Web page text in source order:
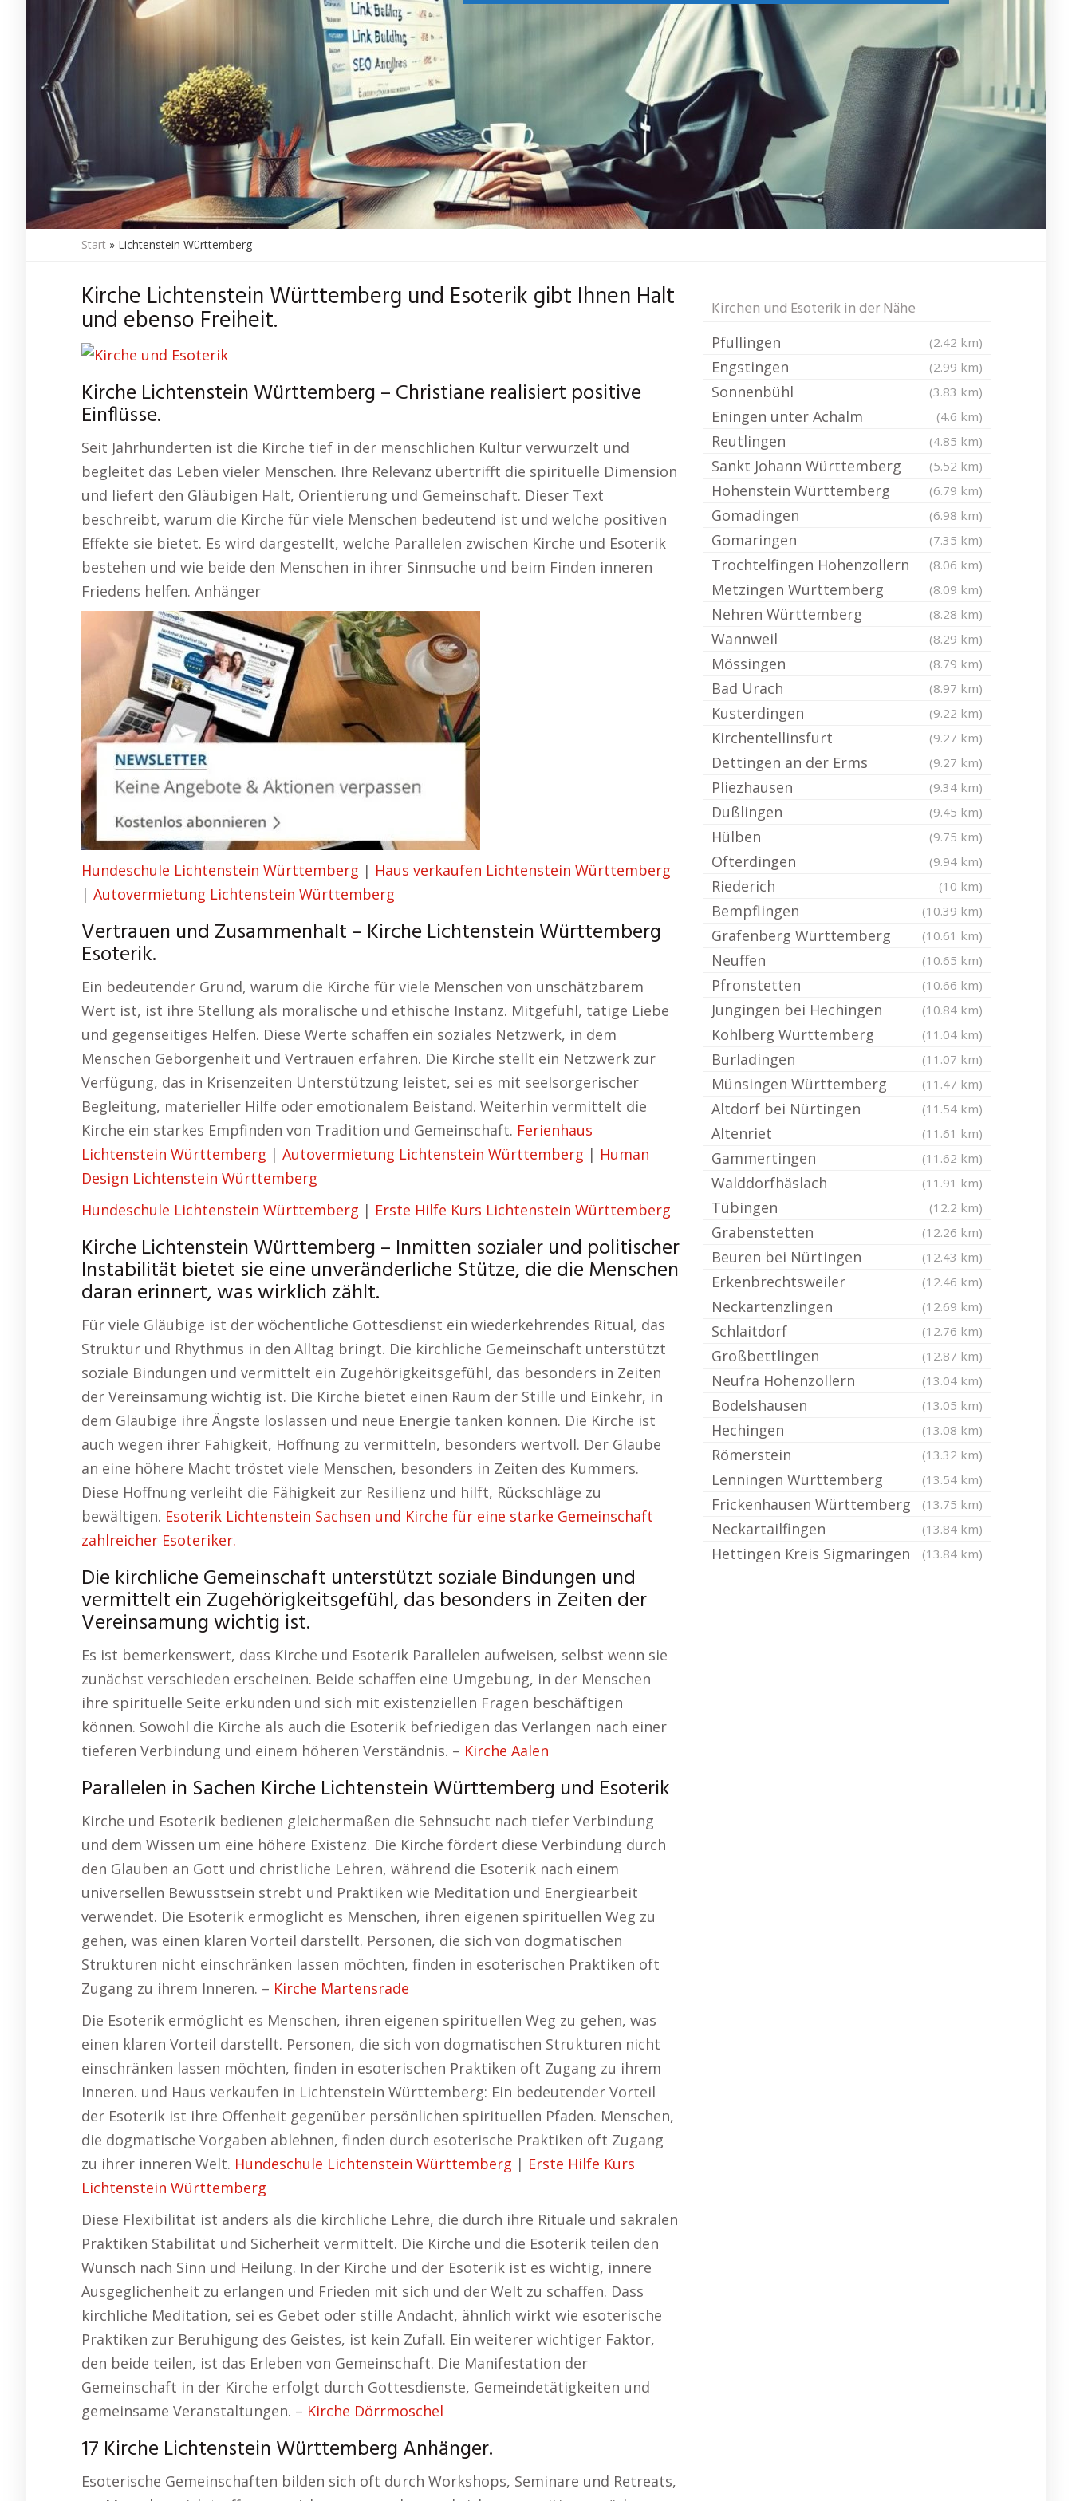
Start » Lichtenstein Württemberg
Kirche Lichtenstein Württemberg und Esoterik gibt Ihnen Halt
und ebenso Freiheit.
Kirche Lichtenstein Württemberg – Christiane realisiert positive
Einflüsse.
Seit Jahrhunderten ist die Kirche tief in der menschlichen Kultur verwurzelt und
begleitet das Leben vieler Menschen. Ihre Relevanz übertrifft die spirituelle Dimension
und liefert den Gläubigen Halt, Orientierung und Gemeinschaft. Dieser Text
beschreibt, warum die Kirche für viele Menschen bedeutend ist und welche positiven
Effekte sie bietet. Es wird dargestellt, welche Parallelen zwischen Kirche und Esoterik
bestehen und wie beide den Menschen in ihrer Sinnsuche und beim Finden inneren
Friedens helfen. Anhänger
Hundeschule Lichtenstein Württemberg | Haus verkaufen Lichtenstein Württemberg
| Autovermietung Lichtenstein Württemberg
Vertrauen und Zusammenhalt – Kirche Lichtenstein Württemberg
Esoterik.
Ein bedeutender Grund, warum die Kirche für viele Menschen von unschätzbarem
Wert ist, ist ihre Stellung als moralische und ethische Instanz. Mitgefühl, tätige Liebe
und gegenseitiges Helfen. Diese Werte schaffen ein soziales Netzwerk, in dem
Menschen Geborgenheit und Vertrauen erfahren. Die Kirche stellt ein Netzwerk zur
Verfügung, das in Krisenzeiten Unterstützung leistet, sei es mit seelsorgerischer
Begleitung, materieller Hilfe oder emotionalem Beistand. Weiterhin vermittelt die
Kirche ein starkes Empfinden von Tradition und Gemeinschaft. Ferienhaus
Lichtenstein Württemberg | Autovermietung Lichtenstein Württemberg | Human
Design Lichtenstein Württemberg
Hundeschule Lichtenstein Württemberg | Erste Hilfe Kurs Lichtenstein Württemberg
Kirche Lichtenstein Württemberg – Inmitten sozialer und politischer
Instabilität bietet sie eine unveränderliche Stütze, die die Menschen
daran erinnert, was wirklich zählt.
Für viele Gläubige ist der wöchentliche Gottesdienst ein wiederkehrendes Ritual, das
Struktur und Rhythmus in den Alltag bringt. Die kirchliche Gemeinschaft unterstützt
soziale Bindungen und vermittelt ein Zugehörigkeitsgefühl, das besonders in Zeiten
der Vereinsamung wichtig ist. Die Kirche bietet einen Raum der Stille und Einkehr, in
dem Gläubige ihre Ängste loslassen und neue Energie tanken können. Die Kirche ist
auch wegen ihrer Fähigkeit, Hoffnung zu vermitteln, besonders wertvoll. Der Glaube
an eine höhere Macht tröstet viele Menschen, besonders in Zeiten des Kummers.
Diese Hoffnung verleiht die Fähigkeit zur Resilienz und hilft, Rückschläge zu
bewältigen. Esoterik Lichtenstein Sachsen und Kirche für eine starke Gemeinschaft
zahlreicher Esoteriker.
Die kirchliche Gemeinschaft unterstützt soziale Bindungen und
vermittelt ein Zugehörigkeitsgefühl, das besonders in Zeiten der
Vereinsamung wichtig ist.
Es ist bemerkenswert, dass Kirche und Esoterik Parallelen aufweisen, selbst wenn sie
zunächst verschieden erscheinen. Beide schaffen eine Umgebung, in der Menschen
ihre spirituelle Seite erkunden und sich mit existenziellen Fragen beschäftigen
können. Sowohl die Kirche als auch die Esoterik befriedigen das Verlangen nach einer
tieferen Verbindung und einem höheren Verständnis. – Kirche Aalen
Parallelen in Sachen Kirche Lichtenstein Württemberg und Esoterik
Kirche und Esoterik bedienen gleichermaßen die Sehnsucht nach tiefer Verbindung
und dem Wissen um eine höhere Existenz. Die Kirche fördert diese Verbindung durch
den Glauben an Gott und christliche Lehren, während die Esoterik nach einem
universellen Bewusstsein strebt und Praktiken wie Meditation und Energiearbeit
verwendet. Die Esoterik ermöglicht es Menschen, ihren eigenen spirituellen Weg zu
gehen, was einen klaren Vorteil darstellt. Personen, die sich von dogmatischen
Strukturen nicht einschränken lassen möchten, finden in esoterischen Praktiken oft
Zugang zu ihrem Inneren. – Kirche Martensrade
Die Esoterik ermöglicht es Menschen, ihren eigenen spirituellen Weg zu gehen, was
einen klaren Vorteil darstellt. Personen, die sich von dogmatischen Strukturen nicht
einschränken lassen möchten, finden in esoterischen Praktiken oft Zugang zu ihrem
Inneren. und Haus verkaufen in Lichtenstein Württemberg: Ein bedeutender Vorteil
der Esoterik ist ihre Offenheit gegenüber persönlichen spirituellen Pfaden. Menschen,
die dogmatische Vorgaben ablehnen, finden durch esoterische Praktiken oft Zugang
zu ihrer inneren Welt. Hundeschule Lichtenstein Württemberg | Erste Hilfe Kurs
Lichtenstein Württemberg
Diese Flexibilität ist anders als die kirchliche Lehre, die durch ihre Rituale und sakralen
Praktiken Stabilität und Sicherheit vermittelt. Die Kirche und die Esoterik teilen den
Wunsch nach Sinn und Heilung. In der Kirche und der Esoterik ist es wichtig, innere
Ausgeglichenheit zu erlangen und Frieden mit sich und der Welt zu schaffen. Dass
kirchliche Meditation, sei es Gebet oder stille Andacht, ähnlich wirkt wie esoterische
Praktiken zur Beruhigung des Geistes, ist kein Zufall. Ein weiterer wichtiger Faktor,
den beide teilen, ist das Erleben von Gemeinschaft. Die Manifestation der
Gemeinschaft in der Kirche erfolgt durch Gottesdienste, Gemeindetätigkeiten und
gemeinsame Veranstaltungen. – Kirche Dörrmoschel
17 Kirche Lichtenstein Württemberg Anhänger.
Esoterische Gemeinschaften bilden sich oft durch Workshops, Seminare und Retreats,
Kirchen und Esoterik in der Nähe
Pfullingen (2.42 km)
Engstingen (2.99 km)
Sonnenbühl (3.83 km)
Eningen unter Achalm (4.6 km)
Reutlingen (4.85 km)
Sankt Johann Württemberg (5.52 km)
Hohenstein Württemberg (6.79 km)
Gomadingen (6.98 km)
Gomaringen (7.35 km)
Trochtelfingen Hohenzollern (8.06 km)
Metzingen Württemberg (8.09 km)
Nehren Württemberg (8.28 km)
Wannweil (8.29 km)
Mössingen (8.79 km)
Bad Urach (8.97 km)
Kusterdingen (9.22 km)
Kirchentellinsfurt (9.27 km)
Dettingen an der Erms (9.27 km)
Pliezhausen (9.34 km)
Dußlingen (9.45 km)
Hülben (9.75 km)
Ofterdingen (9.94 km)
Riederich (10 km)
Bempflingen (10.39 km)
Grafenberg Württemberg (10.61 km)
Neuffen (10.65 km)
Pfronstetten (10.66 km)
Jungingen bei Hechingen (10.84 km)
Kohlberg Württemberg (11.04 km)
Burladingen (11.07 km)
Münsingen Württemberg (11.47 km)
Altdorf bei Nürtingen (11.54 km)
Altenriet (11.61 km)
Gammertingen (11.62 km)
Walddorfhäslach (11.91 km)
Tübingen (12.2 km)
Grabenstetten (12.26 km)
Beuren bei Nürtingen (12.43 km)
Erkenbrechtsweiler (12.46 km)
Neckartenzlingen (12.69 km)
Schlaitdorf (12.76 km)
Großbettlingen (12.87 km)
Neufra Hohenzollern (13.04 km)
Bodelshausen (13.05 km)
Hechingen (13.08 km)
Römerstein (13.32 km)
Lenningen Württemberg (13.54 km)
Frickenhausen Württemberg (13.75 km)
Neckartailfingen (13.84 km)
Hettingen Kreis Sigmaringen (13.84 km)